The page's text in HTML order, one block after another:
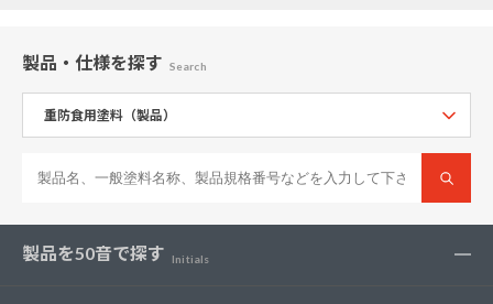
製品・仕様を探す Search
製品を50音で探す Initials